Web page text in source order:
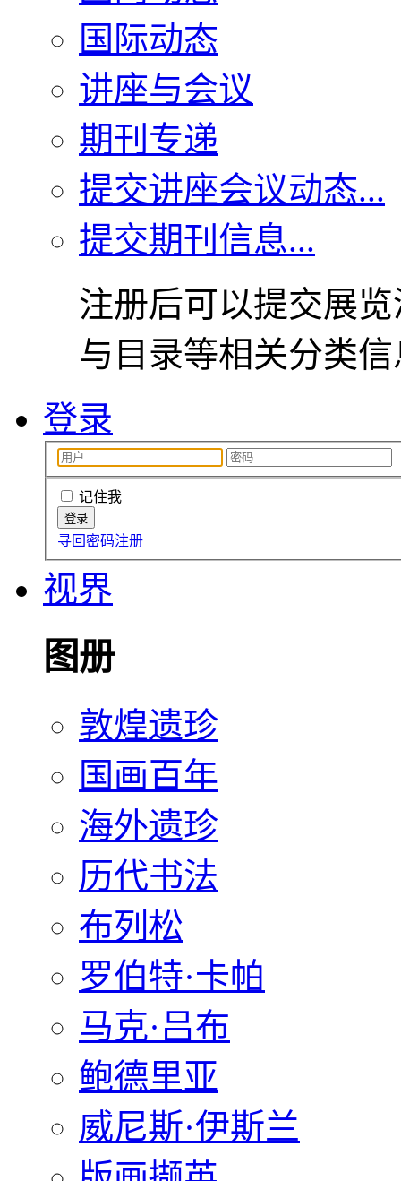
国际动态
讲座与会议
期刊专递
提交讲座会议动态...
提交期刊信息...
注册后可以提交展
与目录等相关分类
登录
记住我
寻回密码注册
视界
图册
敦煌遗珍
国画百年
海外遗珍
历代书法
布列松
罗伯特·卡帕
马克·吕布
鲍德里亚
威尼斯·伊斯兰